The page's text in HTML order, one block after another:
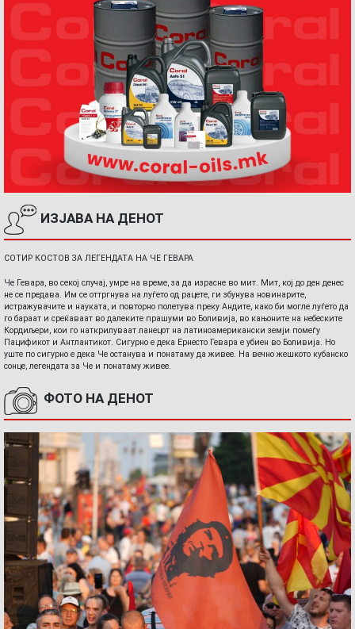
ИЗЈАВА НА ДЕНОТ
СОТИР КОСТОВ ЗА ЛЕГЕНДАТА НА ЧЕ ГЕВАРА
Че Гевара, во секој случај, умре на време, за да израсне во мит. Мит, кој до ден денес
не се предава. Им се оттргнува на луѓето од рацете, ги збунува новинарите,
истражувачите и науката, и повторно полетува преку Андите, како би могле луѓето да
го бараат и среќаваат во далеките прашуми во Боливија, во кањоните на небеските
Кордиљери, кои го наткрилуваат ланецот на латиноамерикански земји помеѓу
Пацификот и Антлантикот. Сигурно е дека Ернесто Гевара е убиен во Боливија. Но
уште по сигурно е дека Че останува и понатаму да живее. На вечно жешкото кубанско
сонце, легендата за Че и понатаму живее.
ФОТО НА ДЕНОТ